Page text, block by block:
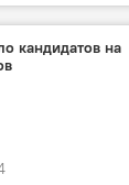
кандидатов на